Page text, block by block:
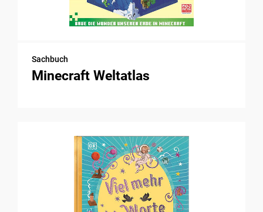
Sachbuch
Minecraft Weltatlas